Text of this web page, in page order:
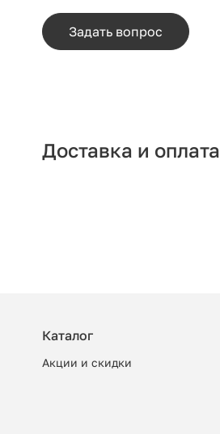
Задать вопрос
Доставка и оплата
Каталог
Акции и скидки